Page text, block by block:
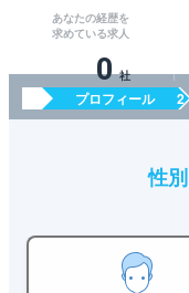
あなたの経歴を
求めている求人
0 社
プロフィール
性別